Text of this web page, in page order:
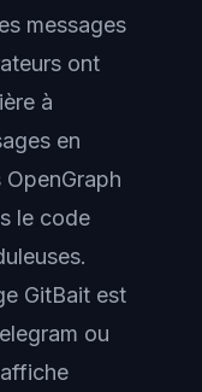
messages
ont
à
en
le code
GitBait est
ou